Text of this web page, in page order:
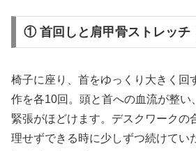
① 首回しと肩甲骨ストレッチ
椅子に座り、首をゆっくり大きく回
作を各10回。頭と首への血流が整い
緊張がほどけます。デスクワークの
理せずできる時に少しずつ続けてい